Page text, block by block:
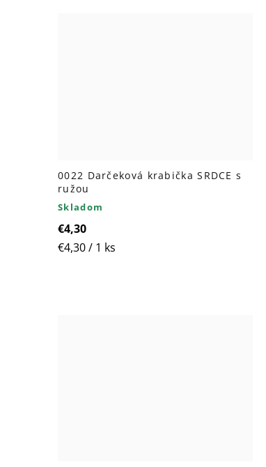
0022 Darčeková krabička SRDCE s
ružou
Skladom
€4,30
Jednotková
€4,30 / 1 ks